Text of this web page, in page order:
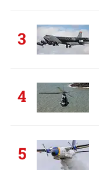
3
4
5